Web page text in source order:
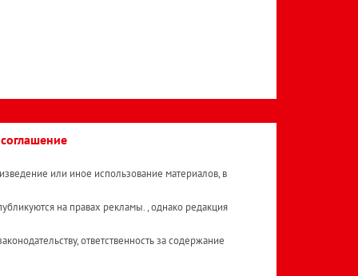
или иное использование материалов, в
на правах рекламы. , однако редакция
ответственность за содержание